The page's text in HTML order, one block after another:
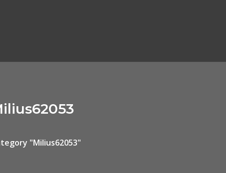
"Milius62053"